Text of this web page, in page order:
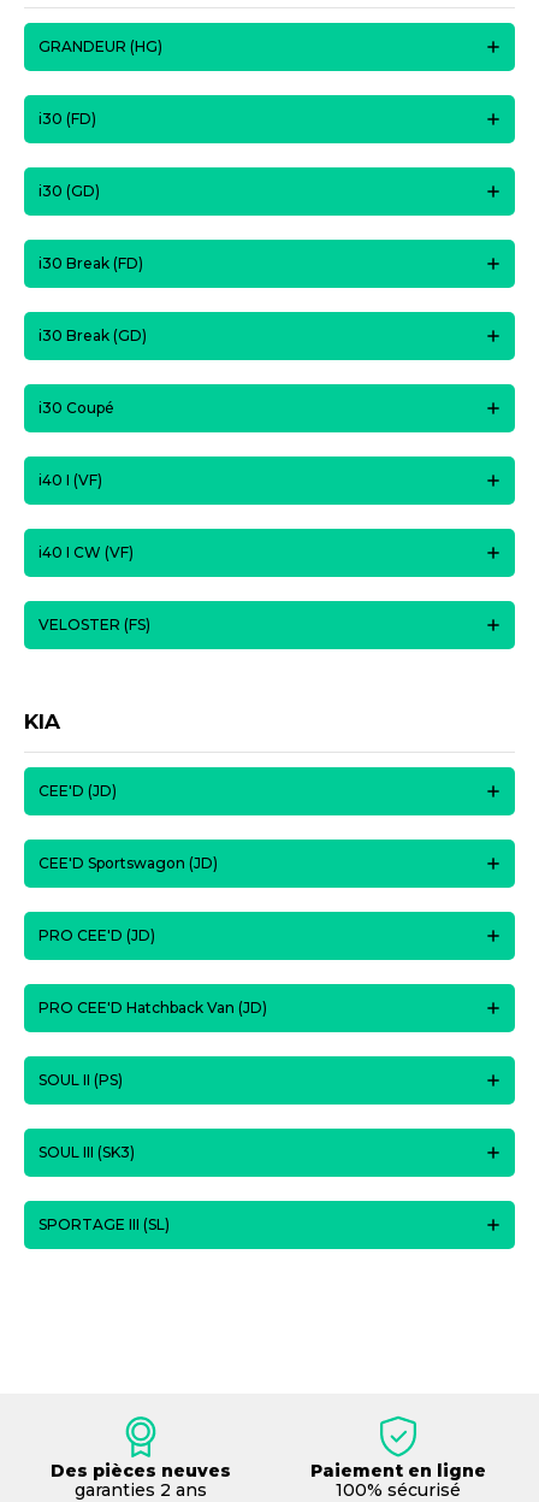
GRANDEUR (HG)
i30 (FD)
i30 (GD)
i30 Break (FD)
i30 Break (GD)
i30 Coupé
i40 I (VF)
i40 I CW (VF)
VELOSTER (FS)
KIA
CEE'D (JD)
CEE'D Sportswagon (JD)
PRO CEE'D (JD)
PRO CEE'D Hatchback Van (JD)
SOUL II (PS)
SOUL III (SK3)
SPORTAGE III (SL)
Des pièces neuves
garanties 2 ans
Paiement en ligne
100% sécurisé